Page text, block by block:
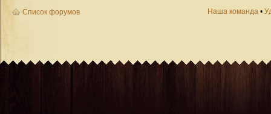
Список форумов Наша команда •